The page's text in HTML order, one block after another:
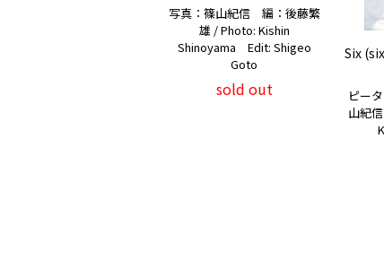
写真：篠山紀信 編：後藤繁
雄 / Photo: Kishin
Shinoyama Edit: Shigeo
Goto
sold out
Six
ピー
山紀